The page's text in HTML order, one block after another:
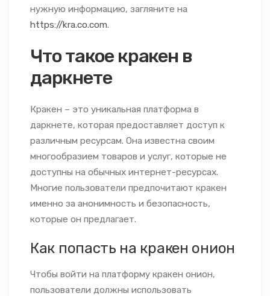
нужную информацию, загляните на
https://kra.co.com.
Что такое кракен в
даркнете
Кракен – это уникальная платформа в
даркнете, которая предоставляет доступ к
различным ресурсам. Она известна своим
многообразием товаров и услуг, которые не
доступны на обычных интернет-ресурсах.
Многие пользователи предпочитают кракен
именно за анонимность и безопасность,
которые он предлагает.
Как попасть на кракен онион
Чтобы войти на платформу кракен онион,
пользователи должны использовать